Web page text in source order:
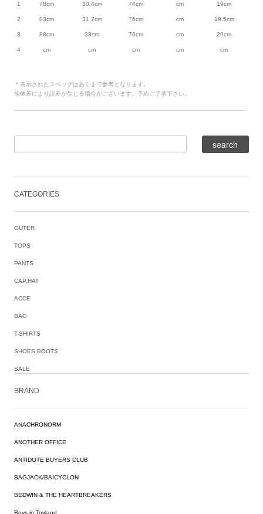
1 78cm 30.4cm 74cm cm 19cm
2 83cm 31.7cm 76cm cm 19.5cm
3 88cm 33cm 76cm cm 20cm
4 cm cm cm cm cm
＊表示されたスペックはあくまで参考となります。
個体差により誤差が生じる場合がございます。予めご了承下さい。
CATEGORIES
OUTER
TOPS
PANTS
CAP,HAT
ACCE
BAG
T-SHIRTS
SHOES,BOOTS
SALE
BRAND
ANACHRONORM
ANOTHER OFFICE
ANTIDOTE BUYERS CLUB
BAGJACK/BAICYCLON
BEDWIN & THE HEARTBREAKERS